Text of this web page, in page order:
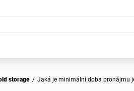
storage / Jaká je minimální doba pronájmu